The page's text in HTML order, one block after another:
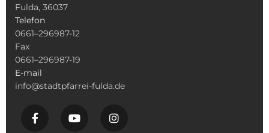
Fulda, 36037
Telefon
0661–296987-12
Fax
0661–296987-19
E-mail
info@stadtpfarrei-fulda.de